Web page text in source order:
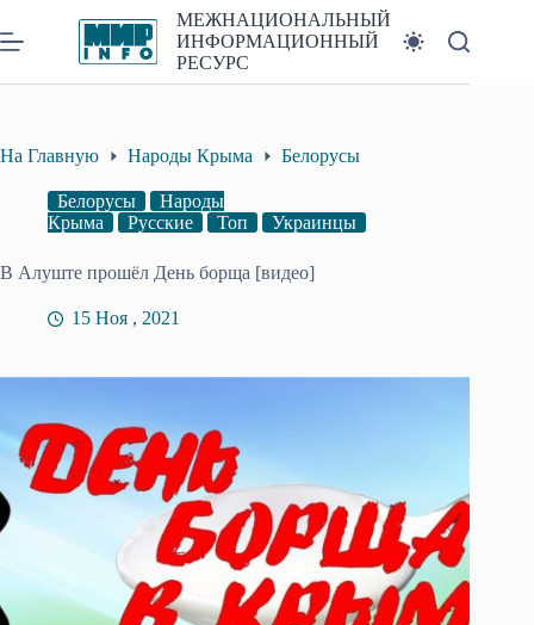
к
сути
МЕЖНАЦИОНАЛЬНЫЙ
ИНФОРМАЦИОННЫЙ
РЕСУРС
На Главную Народы Крыма Белорусы
Белорусы
Народы
Крыма
Русские Топ Украинцы
В Алуште прошёл День борща [видео]
15 Ноя , 2021